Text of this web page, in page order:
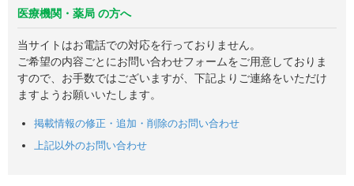
医療機関・薬局 の方へ
当サイトはお電話での対応を行っておりません。
ご希望の内容ごとにお問い合わせフォームをご用意しておりま
すので、お手数ではございますが、下記よりご連絡をいただけ
ますようお願いいたします。
掲載情報の修正・追加・削除のお問い合わせ
上記以外のお問い合わせ